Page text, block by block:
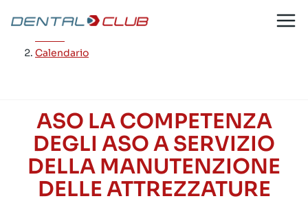
contenuto
Calendario
ASO LA COMPETENZA
DEGLI ASO A SERVIZIO
DELLA MANUTENZIONE
DELLE ATTREZZATURE